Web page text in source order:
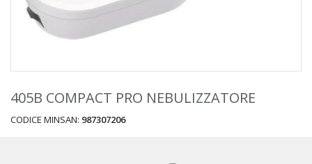
405B COMPACT PRO NEBULIZZATORE
CODICE MINSAN: 987307206